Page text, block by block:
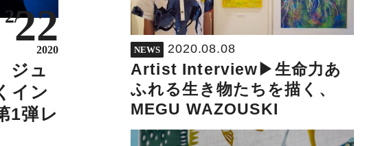
2/22
2020
ジュ
イン
1弾レ
NEWS 2020.08.08
Artist Interview▶︎生命力あ
ふれる生き物たちを描く、
MEGU WAZOUSKI